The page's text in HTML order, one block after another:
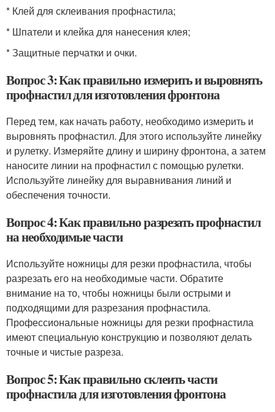
* Клей для склеивания профнастила;
* Шпатели и клейка для нанесения клея;
* Защитные перчатки и очки.
Вопрос 3: Как правильно измерить и выровнять
профнастил для изготовления фронтона
Перед тем, как начать работу, необходимо измерить и
выровнять профнастил. Для этого используйте линейку
и рулетку. Измеряйте длину и ширину фронтона, а затем
наносите линии на профнастил с помощью рулетки.
Используйте линейку для выравнивания линий и
обеспечения точности.
Вопрос 4: Как правильно разрезать профнастил
на необходимые части
Используйте ножницы для резки профнастила, чтобы
разрезать его на необходимые части. Обратите
внимание на то, чтобы ножницы были острыми и
подходящими для разрезания профнастила.
Профессиональные ножницы для резки профнастила
имеют специальную конструкцию и позволяют делать
точные и чистые разреза.
Вопрос 5: Как правильно склеить части
профнастила для изготовления фронтона